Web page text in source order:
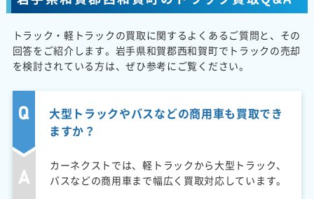
トラック・軽トラックの買取に関するよくあるご質問と、その
回答をご紹介します。岩手県和賀郡西和賀町でトラックの売却
を検討されている方は、ぜひ参考にご覧ください。
大型トラックやバスなどの商用車も買取でき
ますか？
カーネクストでは、軽トラックから大型トラック、
バスなどの商用車まで幅広く買取対応しています。